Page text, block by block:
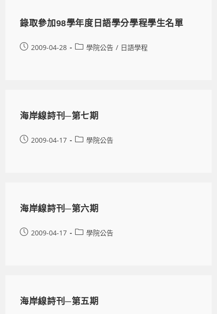
錄取參加98學年度日語學分學程學生名單
2009-04-28 學院公告 / 日語學程
海岸線詩刊─第七期
2009-04-17 學院公告
海岸線詩刊─第六期
2009-04-17 學院公告
海岸線詩刊─第五期